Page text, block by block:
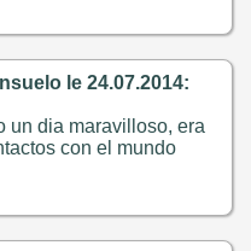
le 24.07.2014:
un dia maravilloso, era
con el mundo